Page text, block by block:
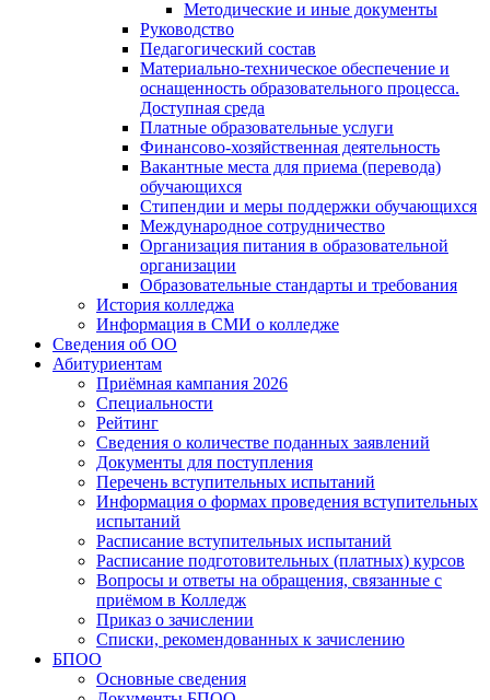
Методические и иные документы
Руководство
Педагогический состав
Материально-техническое обеспечение и
оснащенность образовательного процесса.
Доступная среда
Платные образовательные услуги
Финансово-хозяйственная деятельность
Вакантные места для приема (перевода)
обучающихся
Стипендии и меры поддержки обучающихся
Международное сотрудничество
Организация питания в образовательной
организации
Образовательные стандарты и требования
История колледжа
Информация в СМИ о колледже
Сведения об ОО
Абитуриентам
Приёмная кампания 2026
Специальности
Рейтинг
Сведения о количестве поданных заявлений
Документы для поступления
Перечень вступительных испытаний
Информация о формах проведения вступительных
испытаний
Расписание вступительных испытаний
Расписание подготовительных (платных) курсов
Вопросы и ответы на обращения, связанные с
приёмом в Колледж
Приказ о зачислении
Списки, рекомендованных к зачислению
БПОО
Основные сведения